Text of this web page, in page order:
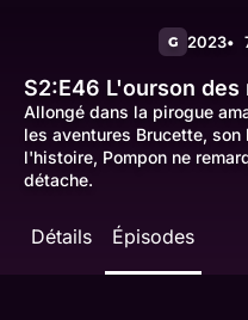
G 2023
S2:E46 L'ourson des
Allongé dans la pirogue
les aventures Brucette,
l'histoire, Pompon ne
détache.
Détails Épisodes